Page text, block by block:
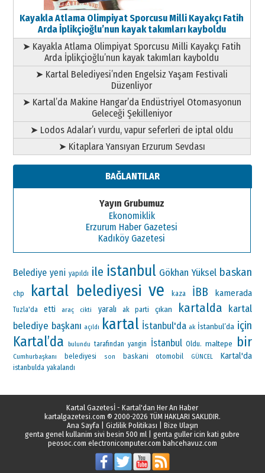
Kayakla Atlama Olimpiyat Sporcusu Milli Kayakçı Fatih
Arda İplikçioğlu’nun kayak takımları kayboldu
➤ Kayakla Atlama Olimpiyat Sporcusu Milli Kayakçı Fatih
Arda İplikçioğlu’nun kayak takımları kayboldu
➤ Kartal Belediyesi’nden Engelsiz Yaşam Festivali
Düzenliyor
➤ Kartal’da Makine Hangar’da Endüstriyel Otomasyonun
Geleceği Şekilleniyor
➤ Lodos Adalar’ı vurdu, vapur seferleri de iptal oldu
➤ Kitaplara Yansıyan Erzurum Sevdası
BAĞLANTILAR
Yayın Grubumuz
Ekonomiklik
Erzurum Haber Gazetesi
Kadıköy Gazetesi
Belediye yeni yapıldı ile istanbul Gökhan Yüksel baskan
chp kartal belediyesi ve kaza İBB kamerada
Tuzla'da etti araç cikti yaralı ak parti çıkan kartalda kartal
belediye başkanı açıldı kartal İstanbul'da ak İstanbul’da için
Kartal’da bulundu tarafından yangin İstanbul Oldu. maltepe bir
Cumhurbaşkanı belediyesi son baskani otomobil GÜNCEL Kartal'da
istanbulda yakalandı
Kartal Gazetesİ - Kartal'dan Her An Haber
kartalgazetesi.com © 2000-2026 TÜM HAKLARI SAKLIDIR.
Ana Sayfa
Gizlilik Politikası
Bize Ulaşın
genta genel kullanim sivi besin 500 ml |genta guller icin kati gubre
peosoc.com electronicomputer.com bahcehavuz.com